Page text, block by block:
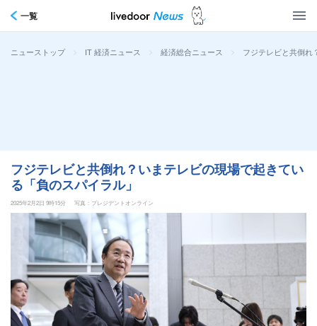
一覧
ニューストップ > IT 経済ニュース > 経済総合ニュース > フジテレビと共倒れ
フジテレビと共倒れ？いまテレビの現場で起きてい
る「負のスパイラル」
2025年2月2日 9時15分 写真：プレジデントオンライン